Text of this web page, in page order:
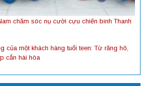
chăm sóc nụ cười cựu chiến binh Thanh
của một khách hàng tuổi teen: Từ răng hô,
cắn hài hòa